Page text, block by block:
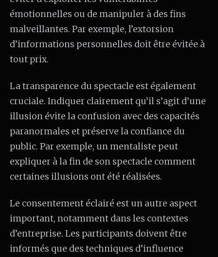
émotionnelles ou de manipuler à des fins
malveillantes. Par exemple, l’extorsion
d’informations personnelles doit être évitée à
tout prix.
La transparence du spectacle est également
cruciale. Indiquer clairement qu’il s’agit d’une
illusion évite la confusion avec des capacités
paranormales et préserve la confiance du
public. Par exemple, un mentaliste peut
expliquer à la fin de son spectacle comment
certaines illusions ont été réalisées.
Le consentement éclairé est un autre aspect
important, notamment dans les contextes
d’entreprise. Les participants doivent être
informés que des techniques d’influence